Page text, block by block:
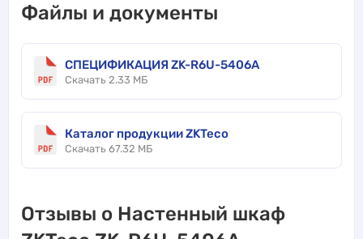
Файлы и документы
СПЕЦИФИКАЦИЯ ZK-R6U-5406A
Скачать 2.33 МБ
Каталог продукции ZKTeco
Скачать 67.32 МБ
Отзывы о Настенный шкаф